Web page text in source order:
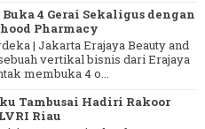
4 Gerai Sekaligus dengan
Pharmacy
| Jakarta Erajaya Beauty and
vertikal bisnis dari Erajaya
membuka 4 o...
Tambusai Hadiri Rakoor
Riau